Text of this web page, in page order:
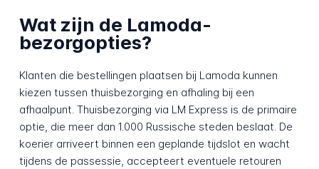
Wat zijn de Lamoda-
bezorgopties?
Klanten die bestellingen plaatsen bij Lamoda kunnen
kiezen tussen thuisbezorging en afhaling bij een
afhaalpunt. Thuisbezorging via LM Express is de primaire
optie, die meer dan 1.000 Russische steden beslaat. De
koerier arriveert binnen een geplande tijdslot en wacht
tijdens de passessie, accepteert eventuele retouren